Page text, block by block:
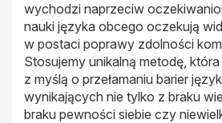
wychodzi naprzeciw
nauki języka obcego oczekują
w postaci poprawy zdolności
Stosujemy unikalną metodę,
z myślą o przełamaniu barier
wynikających nie tylko z braku
braku pewności siebie czy